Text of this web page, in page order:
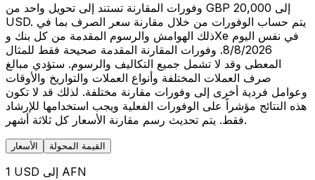
وفورات المقارنة تستند إلى تحويل واحد من GBP 20,000 إلى
USD. يتم حساب الوفورات من خلال مقارنة سعر الصرف بما في
ذلك الهوامش والرسوم المقدمة من كل بنك وXe في نفس اليوم
8/8/2026. وفورات المقارنة المقدمة صحيحة فقط للمثال
المعطى وقد لا تشمل جميع التكاليف والرسوم. ستؤدي مبالغ
صرف العملات المختلفة وأنواع العملات والتواريخ والأوقات
وعوامل فردية أخرى إلى وفورات مقارنة مختلفة. لذلك قد لا تكون
هذه النتائج مؤشراً على الوفورات الفعلية ويجب استخدامها للإرشاد
فقط. يتم تحديث رسم مقارنة الأسعار كل ثلاثة أشهر.
الأسعار القيمة المحولة
1 USD إلى AFN